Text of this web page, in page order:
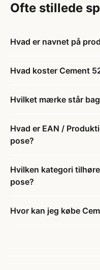
Ofte stillede
Hvad er navnet på
Hvad koster Cement
Hvilket mærke står
Hvad er EAN /
pose?
Hvilken kategori
pose?
Hvor kan jeg købe